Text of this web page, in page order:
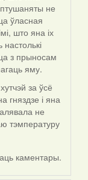
не
ўласная
што яна іх
з прыносам
яму.
за ўсё
гняздзе і яна
не
тэмпературу
каментары.